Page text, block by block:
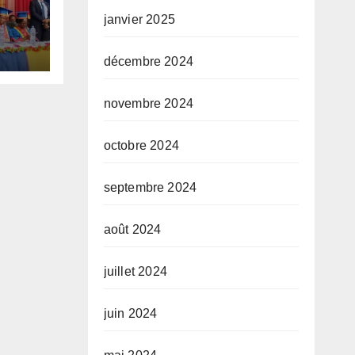
janvier 2025
décembre 2024
novembre 2024
octobre 2024
septembre 2024
août 2024
juillet 2024
juin 2024